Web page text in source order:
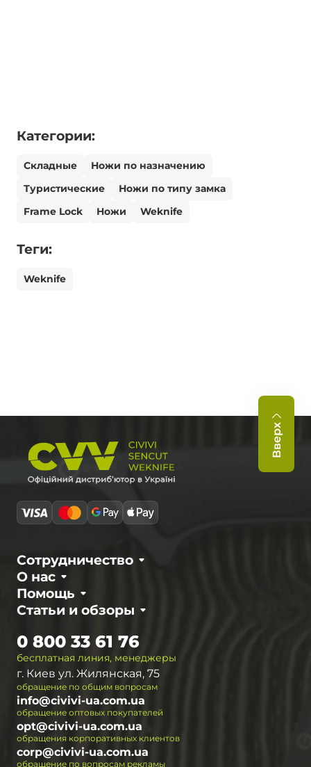
Категории:
Складные
Ножи по назначению
Туристические
Ножи по типу замка
Frame Lock
Ножи Weknife
Теги:
Weknife
Вверх
О нас
Сотрудничество
Статьи и обзоры
Помощь
бесплатная линия, менеджеры
0 800 33 61 76
г. Киев ул. Жилянская, 75
обращение по общим вопросам
info@civivi-ua.com.ua
обращение оптовых покупателей
opt@civivi-ua.com.ua
обращения корпоративных клиентов
corp@civivi-ua.com.ua
обращение по вопросам рекламы